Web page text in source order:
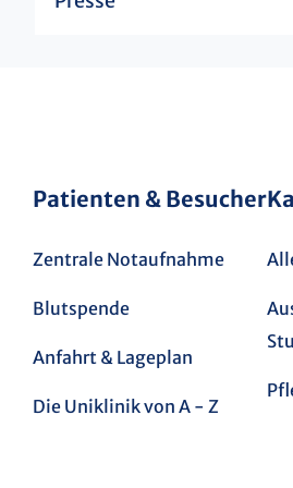
Patienten & Besucher
Zentrale Notaufnahme
Blutspende
Anfahrt & Lageplan
Die Uniklinik von A - Z